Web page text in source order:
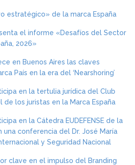
estratégico» de la marca España
el informe «Desafíos del Sector
2026»
en Buenos Aires las claves
País en la era del ‘Nearshoring’
en la tertulia jurídica del Club
los juristas en la Marca España
en la Cátedra EUDEFENSE de la
una conferencia del Dr. José María
y Seguridad Nacional
clave en el impulso del Branding